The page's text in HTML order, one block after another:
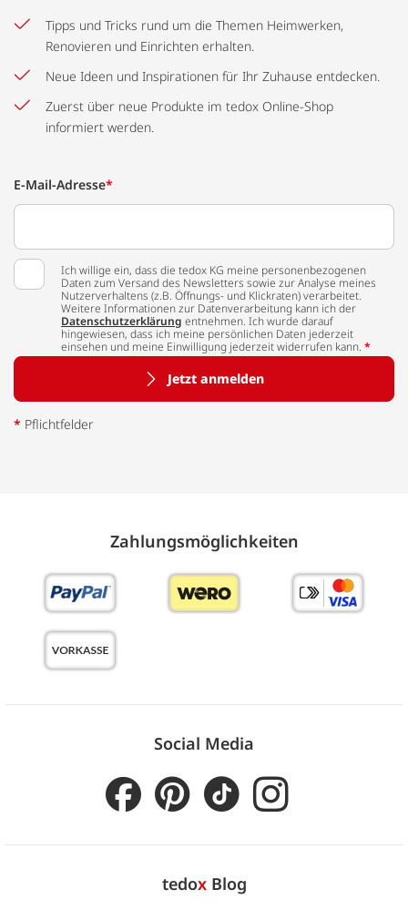
Tipps und Tricks rund um die Themen Heimwerken,
Renovieren und Einrichten erhalten.
Neue Ideen und Inspirationen für Ihr Zuhause entdecken.
Zuerst über neue Produkte im tedox Online-Shop
informiert werden.
E-Mail-Adresse*
Ich willige ein, dass die tedox KG meine personenbezogenen
Daten zum Versand des Newsletters sowie zur Analyse meines
Nutzerverhaltens (z.B. Öffnungs- und Klickraten) verarbeitet.
Weitere Informationen zur Datenverarbeitung kann ich der
Datenschutzerklärung entnehmen. Ich wurde darauf
hingewiesen, dass ich meine persönlichen Daten jederzeit
einsehen und meine Einwilligung jederzeit widerrufen kann. *
Jetzt anmelden
* Pflichtfelder
Zahlungs­möglich­keiten
Social Media
tedoxBlog